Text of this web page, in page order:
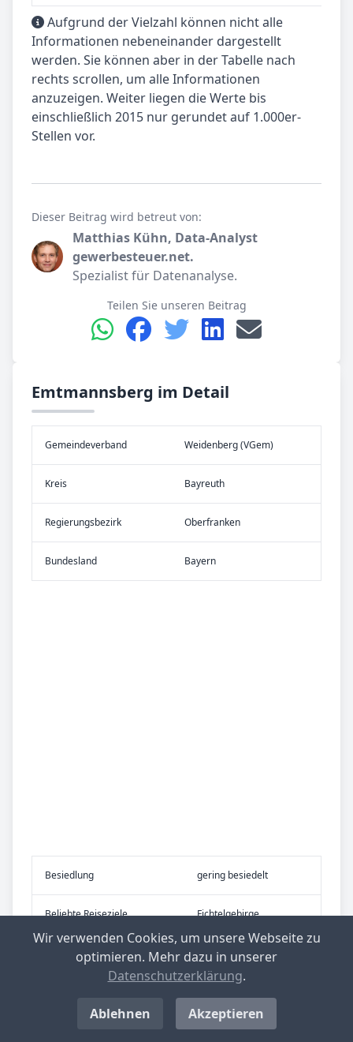
Aufgrund der Vielzahl können nicht alle
Informationen nebeneinander dargestellt
werden. Sie können aber in der Tabelle nach
rechts scrollen, um alle Informationen
anzuzeigen. Weiter liegen die Werte bis
einschließlich 2015 nur gerundet auf 1.000er-
Stellen vor.
Dieser Beitrag wird betreut von:
Matthias Kühn, Data-Analyst
gewerbesteuer.net.
Spezialist für Datenanalyse.
Teilen Sie unseren Beitrag
Emtmannsberg im Detail
Gemeinde­verband Weidenberg (VGem)
Kreis Bayreuth
Re­gier­ungs­bezirk Oberfranken
Bundes­land Bayern
Be­sied­lung gering besiedelt
Be­lieb­te Rei­se­zie­le Fichtelgebirge
Nachrichten aus Emtmannsberg
Wir verwenden Cookies, um unsere Webseite zu
optimieren. Mehr dazu in unserer
Datenschutzerklärung.
Ablehnen Akzeptieren